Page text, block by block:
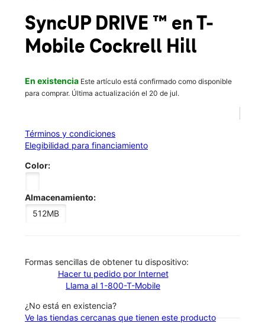
location_on
4390 Interstate 30 Suite 100 Dallas, TX 75211
SyncUP DRIVE ™ en T-
Mobile Cockrell Hill
En existencia Este artículo está confirmado como disponible
para comprar. Última actualización el 20 de jul.
Términos y condiciones
Elegibilidad para financiamiento
Color:
Almacenamiento:
512MB
​​​​​​​Formas sencillas de obtener tu dispositivo:
Hacer tu pedido por Internet
Llama al 1-800-T-Mobile
¿No está en existencia?
Ve las tiendas cercanas que tienen este producto